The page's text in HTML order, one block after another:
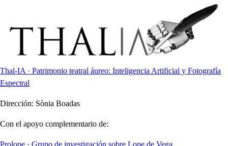
Thal-IA · Patrimonio teatral áureo: Inteligencia Artificial y Fotografía
Espectral
Dirección: Sònia Boadas
Con el apoyo complementario de: